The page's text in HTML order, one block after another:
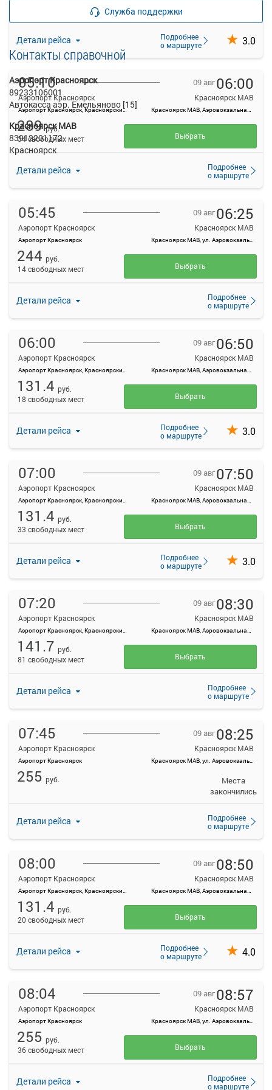
Детали рейса
Подробнее
о маршруте
3.0
05:10
Аэропорт Красноярск
Аэропорт Красноярск, Красноярский край, Емельяновский район, а/э Емельяново
09 авг06:00
Красноярск МАВ
Красноярск МАВ, Аэровокзальная ул., 22
Детали рейса
Подробнее
о маршруте
289 руб.
34 свободных мест
Выбрать
05:45
Аэропорт Красноярск
Аэропорт Красноярск
09 авг06:25
Красноярск МАВ
Красноярск МАВ, ул. Аэровокзальная, д. 22
Детали рейса
Подробнее
о маршруте
244 руб.
14 свободных мест
Выбрать
06:00
Аэропорт Красноярск
Аэропорт Красноярск, Красноярский край, Емельяновский район, а/э Емельяново
09 авг06:50
Красноярск МАВ
Красноярск МАВ, Аэровокзальная ул., 22
Детали рейса
Подробнее
о маршруте
3.0
131.4 руб.
18 свободных мест
Выбрать
07:00
Аэропорт Красноярск
Аэропорт Красноярск, Красноярский край, Емельяновский район, а/э Емельяново
09 авг07:50
Красноярск МАВ
Красноярск МАВ, Аэровокзальная ул., 22
Детали рейса
Подробнее
о маршруте
3.0
131.4 руб.
33 свободных мест
Выбрать
07:20
Аэропорт Красноярск
Аэропорт Красноярск, Красноярский край, Емельяновский район, а/э Емельяново
09 авг08:30
Красноярск МАВ
Красноярск МАВ, Аэровокзальная ул., 22
Детали рейса
Подробнее
о маршруте
141.7 руб.
81 свободных мест
Выбрать
07:45
Аэропорт Красноярск
Аэропорт Красноярск
09 авг08:25
Красноярск МАВ
Красноярск МАВ, ул. Аэровокзальная, д. 22
Детали рейса
Подробнее
о маршруте
255 руб.
Места
закончились
08:00
Аэропорт Красноярск
Аэропорт Красноярск, Красноярский край, Емельяновский район, а/э Емельяново
09 авг08:50
Красноярск МАВ
Красноярск МАВ, Аэровокзальная ул., 22
Детали рейса
Подробнее
о маршруте
4.0
131.4 руб.
20 свободных мест
Выбрать
08:04
Аэропорт Красноярск
Аэропорт Красноярск
09 авг08:57
Красноярск МАВ
Красноярск МАВ, ул. Аэровокзальная, д. 22
Детали рейса
Подробнее
о маршруте
255 руб.
36 свободных мест
Выбрать
Служба поддержки
Контакты справочной
Аэропорт Красноярск
89233106001
Автокасса аэр. Емельяново [15]
Красноярск МАВ
83912201172
Красноярск